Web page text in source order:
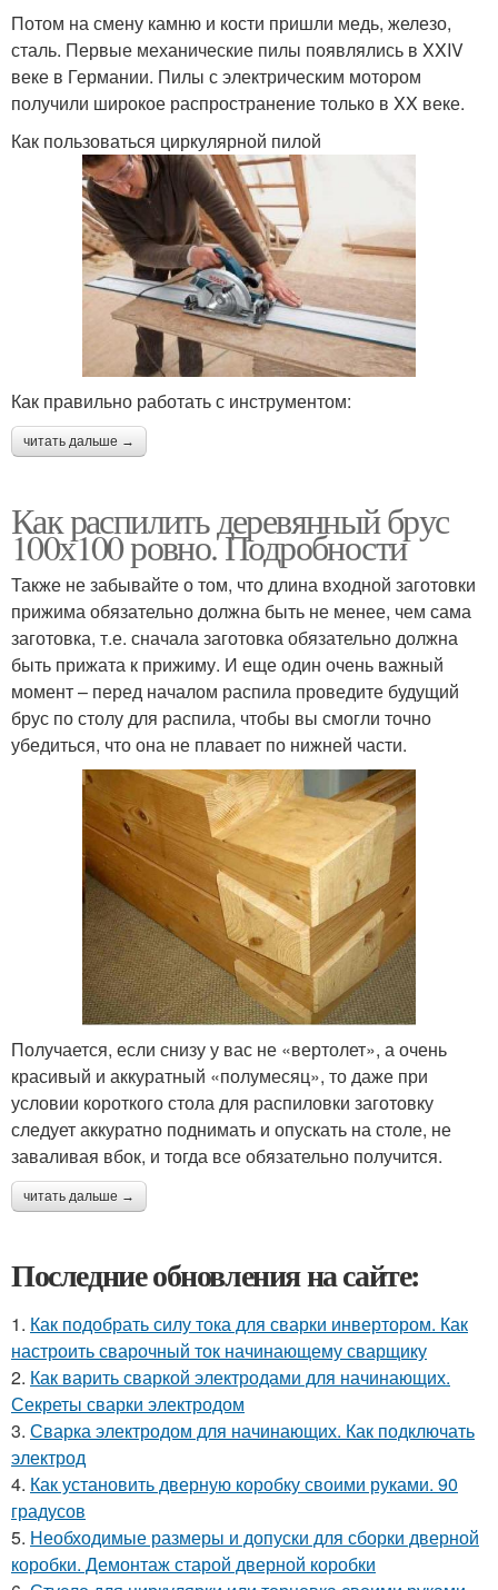
Потом на смену камню и кости пришли медь, железо,
сталь. Первые механические пилы появлялись в XXIV
веке в Германии. Пилы с электрическим мотором
получили широкое распространение только в XX веке.
Как пользоваться циркулярной пилой
Как правильно работать с инструментом:
читать дальше →
Как распилить деревянный брус
100х100 ровно. Подробности
Также не забывайте о том, что длина входной заготовки
прижима обязательно должна быть не менее, чем сама
заготовка, т.е. сначала заготовка обязательно должна
быть прижата к прижиму. И еще один очень важный
момент – перед началом распила проведите будущий
брус по столу для распила, чтобы вы смогли точно
убедиться, что она не плавает по нижней части.
Получается, если снизу у вас не «вертолет», а очень
красивый и аккуратный «полумесяц», то даже при
условии короткого стола для распиловки заготовку
следует аккуратно поднимать и опускать на столе, не
заваливая вбок, и тогда все обязательно получится.
читать дальше →
Последние обновления на сайте:
1. Как подобрать силу тока для сварки инвертором. Как
настроить сварочный ток начинающему сварщику
2. Как варить сваркой электродами для начинающих.
Секреты сварки электродом
3. Сварка электродом для начинающих. Как подключать
электрод
4. Как установить дверную коробку своими руками. 90
градусов
5. Необходимые размеры и допуски для сборки дверной
коробки. Демонтаж старой дверной коробки